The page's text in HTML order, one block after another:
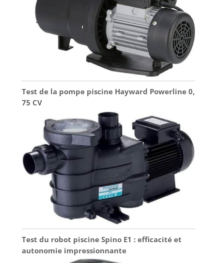
installation sur une surface extérieure en béton
ou dur. La housse de protection se met en place
tout aussi facilement, garantissant une douche
toujours prête à servir, sans entretien
contraignant.
Test de la pompe piscine Hayward Powerline 0,
75 CV
Test du robot piscine Spino E1 : efficacité et
autonomie impressionnante